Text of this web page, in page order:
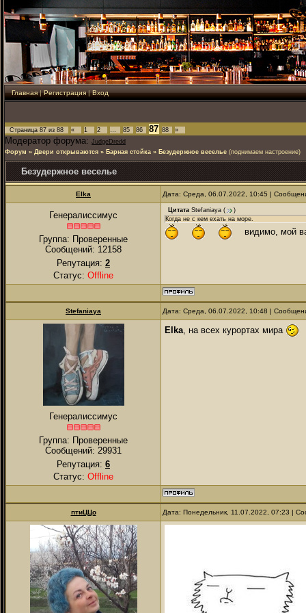
Главная|Регистрация|Вход
Страница 87 из 88 « 1 2 … 85 86 87 88 »
Модератор форума: JudgeDredd
Форум » Двери открываются » Барная стойка » Безудержное веселье (поднимаем настроение)
Безудержное веселье
Elka Дата: Среда, 06.07.2022, 10:45 |
Генералиссимус
Группа: Проверенные
Сообщений: 12158
Репутация: 2
Статус: Offline
Цитата Stefaniaya (
)
Когда не с кем ехать на море.
видимо, мой
Stefaniaya Дата: Среда, 06.07.2022, 10:48 |
Генералиссимус
Группа: Проверенные
Сообщений: 29931
Репутация: 6
Статус: Offline
Elka , на всех курортах мира
птиЦЦо Дата: Понедельник, 11.07.2022, 07:23 |